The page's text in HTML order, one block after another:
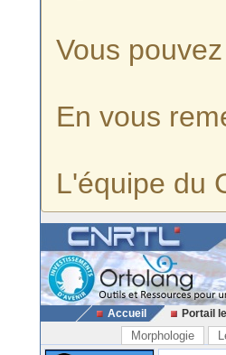
Vous
En vous
L'équipe du
Accueil Portail
Morphologie